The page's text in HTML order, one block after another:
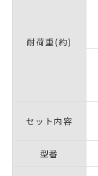
耐荷重(約)
セット内容
型番